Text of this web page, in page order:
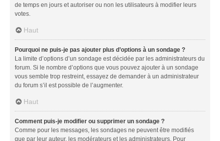
de temps en jours et autoriser ou non les utilisateurs à modifier leurs
votes.
Haut
Pourquoi ne puis-je pas ajouter plus d’options à un sondage ?
La limite d’options d’un sondage est décidée par les administrateurs du
forum. Si le nombre d’options que vous pouvez ajouter à un sondage
vous semble trop restreint, essayez de demander à un administrateur
du forum s’il est possible de l’augmenter.
Haut
Comment puis-je modifier ou supprimer un sondage ?
Comme pour les messages, les sondages ne peuvent être modifiés
que par leur auteur, les modérateurs et les administrateurs. Pour